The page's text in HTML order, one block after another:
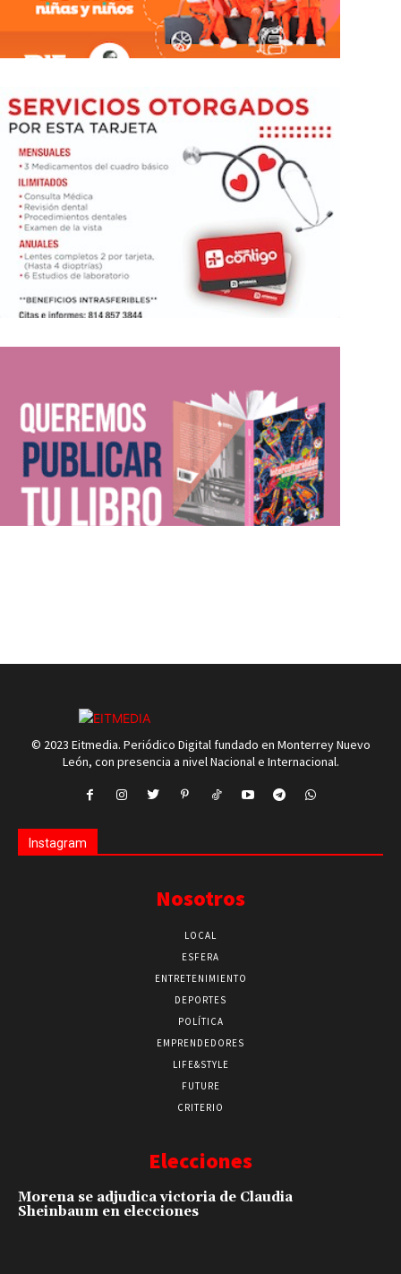
© 2023 Eitmedia. Periódico Digital fundado en Monterrey Nuevo
León, con presencia a nivel Nacional e Internacional.
Instagram
Nosotros
LOCAL
ESFERA
ENTRETENIMIENTO
DEPORTES
POLÍTICA
EMPRENDEDORES
LIFE&STYLE
FUTURE
CRITERIO
Elecciones
Morena se adjudica victoria de Claudia
Sheinbaum en elecciones